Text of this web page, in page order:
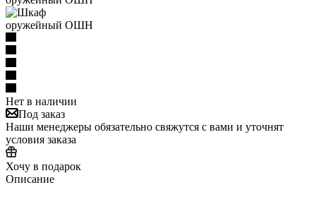
Нет в наличии
Под заказ
Наши менеджеры обязательно свяжутся с вами и уточнят
условия заказа
Хочу в подарок
Описание